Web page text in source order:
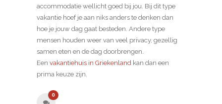
accommodatie wellicht goed bij jou. Bij dit type
vakantie hoef je aan niks anders te denken dan
hoe je jouw dag gaat besteden. Andere type
mensen houden weer van veel privacy, gezellig
samen eten en de dag doorbrengen.
Een vakantiehuis in Griekenland kan dan een
prima keuze zijn.
0